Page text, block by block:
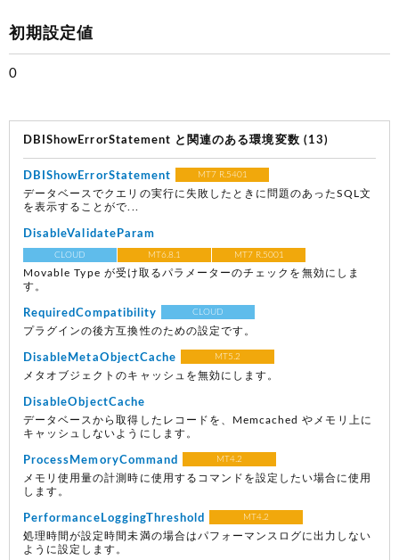
初期設定値
0
DBIShowErrorStatement と関連のある環境変数 (13)
DBIShowErrorStatement MT7 R.5401
データベースでクエリの実行に失敗したときに問題のあったSQL文
を表示することがで...
DisableValidateParam
CLOUD MT6.8.1 MT7 R.5001
Movable Type が受け取るパラメーターのチェックを無効にしま
す。
RequiredCompatibility CLOUD
プラグインの後方互換性のための設定です。
DisableMetaObjectCache MT5.2
メタオブジェクトのキャッシュを無効にします。
DisableObjectCache
データベースから取得したレコードを、Memcached やメモリ上に
キャッシュしないようにします。
ProcessMemoryCommand MT4.2
メモリ使用量の計測時に使用するコマンドを設定したい場合に使用
します。
PerformanceLoggingThreshold MT4.2
処理時間が設定時間未満の場合はパフォーマンスログに出力しない
ように設定します。